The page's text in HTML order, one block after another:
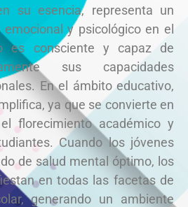
su esencia, representa un
y psicológico en el
es consciente y capaz de
sus capacidades
En el ámbito educativo,
ya que se convierte en
florecimiento académico y
Cuando los jóvenes
de salud mental óptimo, los
en todas las facetas de
generando un ambiente